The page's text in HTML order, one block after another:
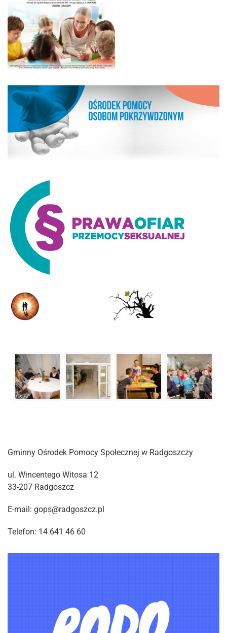
Gminny Ośrodek Pomocy Społecznej w Radgoszczy
ul. Wincentego Witosa 12
33-207 Radgoszcz
E-mail: gops@radgoszcz.pl
Telefon: 14 641 46 60